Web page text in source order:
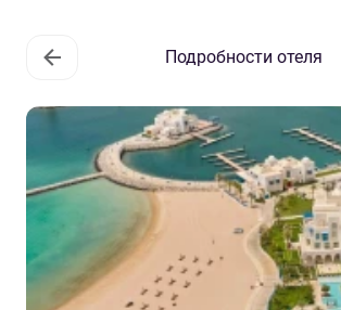
Подробности отеля